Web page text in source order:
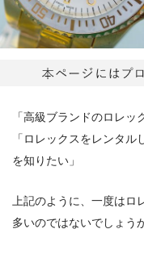
「高級ブランドのロレッ
「ロレックスをレンタ
を知りたい」
上記のように、一度はロ
多いのではないでしょう